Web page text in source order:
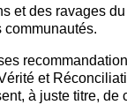
et des ravages
et
à juste titre, de